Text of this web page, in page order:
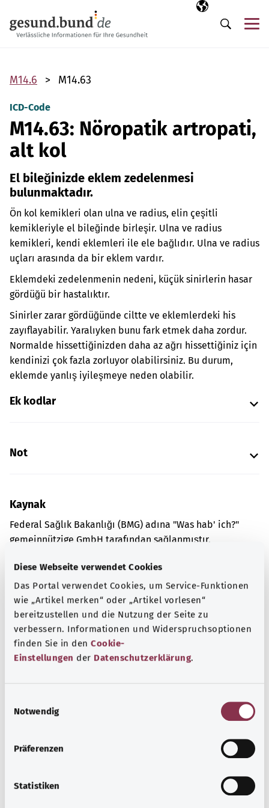
Diese Webseite verwendet Cookies
Das Portal verwendet Cookies, um Service-Funktionen
wie „Artikel merken“ oder „Artikel vorlesen“
bereitzustellen und die Nutzung der Seite zu
verbessern. Informationen und Widerspruchsoptionen
finden Sie in den Cookie-
Einstellungen der Datenschutzerklärung.
Notwendig
Präferenzen
Statistiken
Seçili dil
TR
Arama
M14.6 M14.63
ICD-Code
M14.63: Nöropatik artropati,
alt kol
El bileğinizde eklem zedelenmesi
bulunmaktadır.
Ön kol kemikleri olan ulna ve radius, elin çeşitli
kemikleriyle el bileğinde birleşir. Ulna ve radius
kemikleri, kendi eklemleri ile ele bağlıdır. Ulna ve radius
uçları arasında da bir eklem vardır.
Eklemdeki zedelenmenin nedeni, küçük sinirlerin hasar
gördüğü bir hastalıktır.
Sinirler zarar gördüğünde ciltte ve eklemlerdeki his
zayıflayabilir. Yaralıyken bunu fark etmek daha zordur.
Normalde hissettiğinizden daha az ağrı hissettiğiniz için
kendinizi çok fazla zorluyor olabilirsiniz. Bu durum,
eklemde yanlış iyileşmeye neden olabilir.
Ek kodlar
Not
Kaynak
Federal Sağlık Bakanlığı (BMG) adına "Was hab' ich?"
gemeinnützige GmbH tarafından sağlanmıştır.
Kapsamlı bilgi
Diğer yazılar
Frengi